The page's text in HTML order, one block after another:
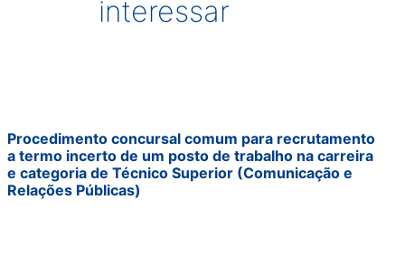
interessar
Procedimento concursal comum para recrutamento
a termo incerto de um posto de trabalho na carreira
e categoria de Técnico Superior (Comunicação e
Relações Públicas)